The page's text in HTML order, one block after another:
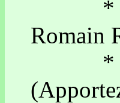
* RDV
Romain
*